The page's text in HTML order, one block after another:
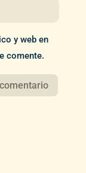
y web en
comente.